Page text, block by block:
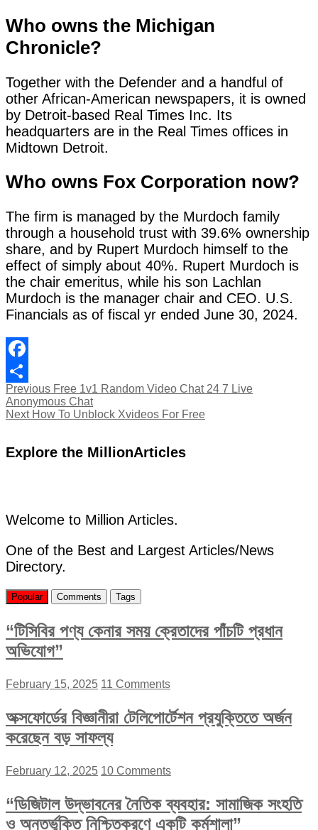
Who owns the Michigan
Chronicle?
Together with the Defender and a handful of
other African-American newspapers, it is owned
by Detroit-based Real Times Inc. Its
headquarters are in the Real Times offices in
Midtown Detroit.
Who owns Fox Corporation now?
The firm is managed by the Murdoch family
through a household trust with 39.6% ownership
share, and by Rupert Murdoch himself to the
effect of simply about 40%. Rupert Murdoch is
the chair emeritus, while his son Lachlan
Murdoch is the manager chair and CEO. U.S.
Financials as of fiscal yr ended June 30, 2024.
Facebook
Share
Post
navigation
Previous Previous
post:
Free 1v1 Random Video Chat 24 7 Live
Anonymous Chat
Next Next
How To Unblock Xvideos For Free
Explore the MillionArticles
Welcome to Million Articles.
One of the Best and Largest Articles/News
Directory.
Popular Comments Tags
“টিসিবির পণ্য কেনার সময় ক্রেতাদের পাঁচটি প্রধান
অভিযোগ”
February 15, 2025 11 Comments
অক্সফোর্ডের বিজ্ঞানীরা টেলিপোর্টেশন প্রযুক্তিতে অর্জন
করেছেন বড় সাফল্য
February 12, 2025 10 Comments
“ডিজিটাল উদ্ভাবনের নৈতিক ব্যবহার: সামাজিক সংহতি
ও অন্তর্ভুক্তি নিশ্চিতকরণে একটি কর্মশালা”